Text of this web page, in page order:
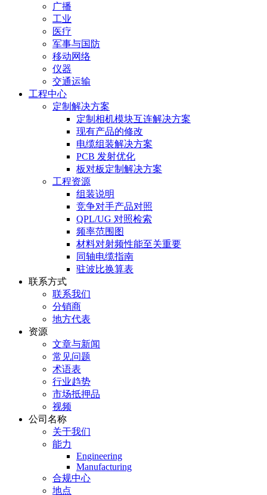
广播
工业
医疗
军事与国防
移动网络
仪器
交通运输
工程中心
定制解决方案
定制相机模块互连解决方案
现有产品的修改
电缆组装解决方案
PCB 发射优化
板对板定制解决方案
工程资源
组装说明
竞争对手产品对照
QPL/UG 对照检索
频率范围图
材料对射频性能至关重要
同轴电缆指南
驻波比换算表
联系方式
联系我们
分销商
地方代表
资源
文章与新闻
常见问题
术语表
行业趋势
市场抵押品
视频
公司名称
关于我们
能力
Engineering
Manufacturing
合规中心
地点